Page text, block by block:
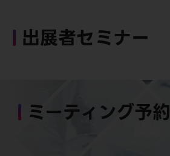
出展者セミナー
ミーティング予約